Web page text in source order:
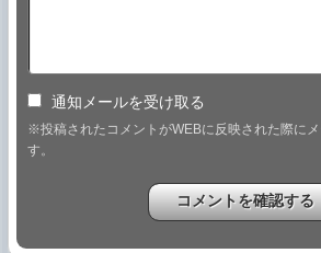
通知メールを受け取る
※投稿されたコメントがWEBに反映された際に
す。